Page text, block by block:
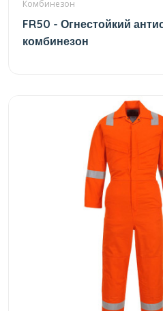
Комбинезон
FR50 - Огнестойкий
комбинезон